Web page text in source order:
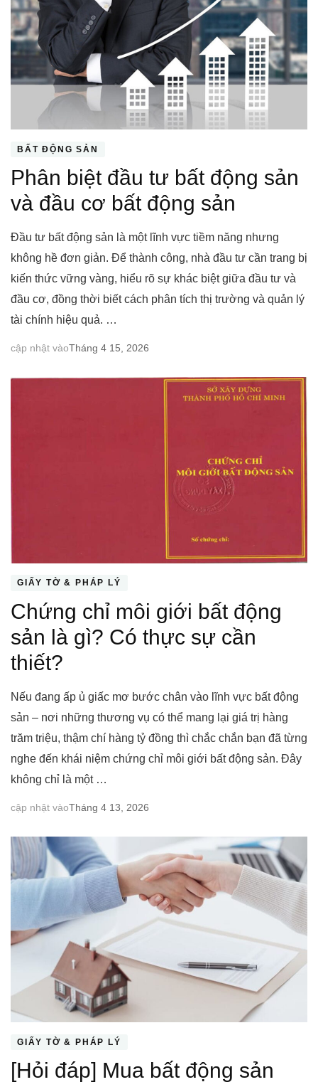
BẤT ĐỘNG SẢN
Phân biệt đầu tư bất động sản
và đầu cơ bất động sản
Đầu tư bất động sản là một lĩnh vực tiềm năng nhưng
không hề đơn giản. Để thành công, nhà đầu tư cần trang bị
kiến thức vững vàng, hiểu rõ sự khác biệt giữa đầu tư và
đầu cơ, đồng thời biết cách phân tích thị trường và quản lý
tài chính hiệu quả. …
cập nhật vàoTháng 4 15, 2026
GIẤY TỜ & PHÁP LÝ
Chứng chỉ môi giới bất động
sản là gì? Có thực sự cần
thiết?
Nếu đang ấp ủ giấc mơ bước chân vào lĩnh vực bất động
sản – nơi những thương vụ có thể mang lại giá trị hàng
trăm triệu, thậm chí hàng tỷ đồng thì chắc chắn bạn đã từng
nghe đến khái niệm chứng chỉ môi giới bất động sản. Đây
không chỉ là một …
cập nhật vàoTháng 4 13, 2026
GIẤY TỜ & PHÁP LÝ
[Hỏi đáp] Mua bất động sản